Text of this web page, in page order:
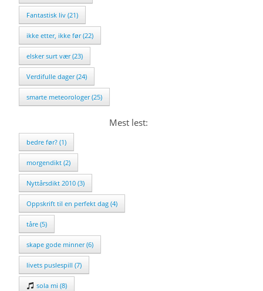
Fantastisk liv (21)
ikke etter, ikke før (22)
elsker surt vær (23)
Verdifulle dager (24)
smarte meteorologer (25)
Mest lest:
bedre før? (1)
morgendikt (2)
Nyttårsdikt 2010 (3)
Oppskrift til en perfekt dag (4)
tåre (5)
skape gode minner (6)
livets puslespill (7)
sola mi (8)